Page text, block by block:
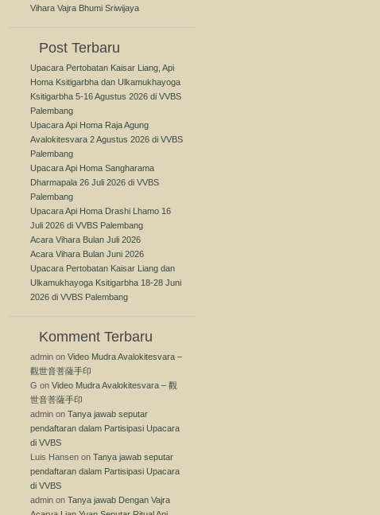
Vihara Vajra Bhumi Sriwijaya
Post Terbaru
Upacara Pertobatan Kaisar Liang, Api
Homa Ksitigarbha dan Ulkamukhayoga
Ksitigarbha 5-16 Agustus 2026 di VVBS
Palembang
Upacara Api Homa Raja Agung
Avalokitesvara 2 Agustus 2026 di VVBS
Palembang
Upacara Api Homa Sangharama
Dharmapala 26 Juli 2026 di VVBS
Palembang
Upacara Api Homa Drashi Lhamo 16
Juli 2026 di VVBS Palembang
Acara Vihara Bulan Juli 2026
Acara Vihara Bulan Juni 2026
Upacara Pertobatan Kaisar Liang dan
Ulkamukhayoga Ksitigarbha 18-28 Juni
2026 di VVBS Palembang
Komment Terbaru
admin on Video Mudra Avalokitesvara –
觀世音菩薩手印
G on Video Mudra Avalokitesvara – 觀
世音菩薩手印
admin on Tanya jawab seputar
pendaftaran dalam Partisipasi Upacara
di VVBS
Luis Hansen on Tanya jawab seputar
pendaftaran dalam Partisipasi Upacara
di VVBS
admin on Tanya jawab Dengan Vajra